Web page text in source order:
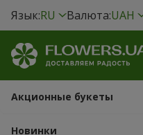
Язык:RU Валюта:UAH
Акционные букеты
Новинки